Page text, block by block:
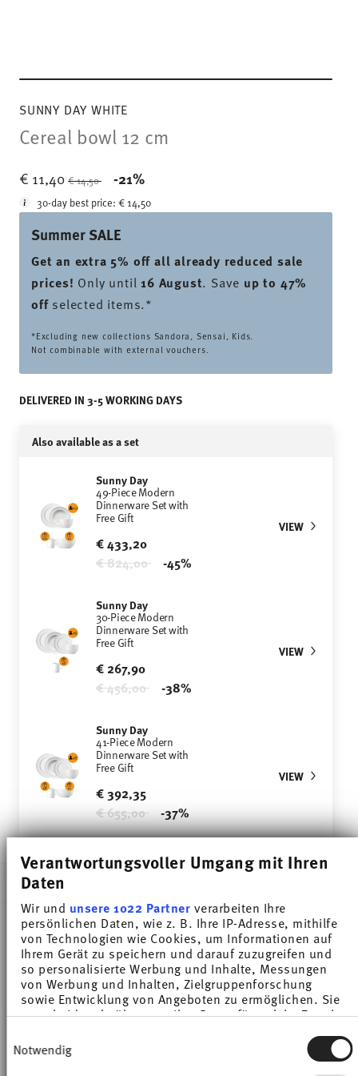
Verantwortungsvoller Umgang mit Ihren
Daten
Wir und unsere 1022 Partnerverarbeiten Ihre
persönlichen Daten, wie z. B. Ihre IP-Adresse, mithilfe
von Technologien wie Cookies, um Informationen auf
Ihrem Gerät zu speichern und darauf zuzugreifen und
so personalisierte Werbung und Inhalte, Messungen
von Werbung und Inhalten, Zielgruppenforschung
sowie Entwicklung von Angeboten zu ermöglichen. Sie
entscheiden darüber, wer Ihre Daten für welche Zwecke
Cookie-Erklärung oder durch Klicken auf das Privacy
Trigger Symbol ändern oder widerrufen
Notwendig
SUNNY DAY WHITE
Cereal bowl 12 cm
€ 11,40 Price reduced from
€ 14,50 -21%
30-day best price:€ 14,50
Summer SALE
Get an extra 5% off all already reduced sale
prices! Only until16 August. Save up to 47%
offselected items.*
*Excluding new collections Sandora, Sensai, Kids.
Not combinable with external vouchers.
DELIVERED IN 3-5 WORKING DAYS
Also available as a set
Sunny Day
49-Piece Modern
Dinnerware Set with
Free Gift
€ 433,20
Price reduced from
€ 824,00to -45%
VIEW
Sunny Day
30-Piece Modern
Dinnerware Set with
Free Gift
€ 267,90
Price reduced from
€ 456,00to -38%
VIEW
Sunny Day
41-Piece Modern
Dinnerware Set with
Free Gift
€ 392,35
Price reduced from
€ 655,00to -37%
VIEW
DESCRIPTION
Thomas Sunny Day Weiss Cereal bowl - Round - Ø
12,2 cm - h 8,0 cm - 0,450 l, Porcelain White
The extensive colour palette with the great variety
allowing it to be used in cooking and kitchen